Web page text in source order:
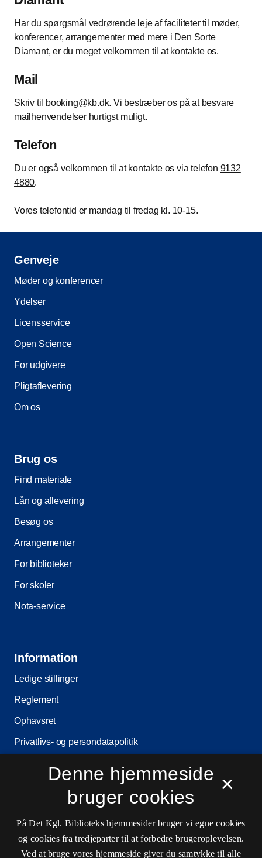
Har du spørgsmål vedrørende leje af faciliteter til møder,
konferencer, arrangementer med mere i Den Sorte
Diamant, er du meget velkommen til at kontakte os.
Mail
Skriv til booking@kb.dk. Vi bestræber os på at besvare
mailhenvendelser hurtigst muligt.
Telefon
Du er også velkommen til at kontakte os via telefon 9132
4880.
Vores telefontid er mandag til fredag kl. 10-15.
Genveje
Møder og konferencer
Ydelser
Licensservice
Open Science
For udgivere
Pligtaflevering
Om os
Brug os
Find materiale
Lån og aflevering
Besøg os
Arrangementer
For biblioteker
For skoler
Nota-service
Information
Ledige stillinger
Reglement
Ophavsret
Privatlivs- og persondatapolitik
Cookieindstillinger
×
Denne hjemmeside
bruger cookies
På Det Kgl. Biblioteks hjemmesider bruger vi egne cookies
og cookies fra tredjeparter til at forbedre brugeroplevelsen.
Ved at bruge vores hjemmeside giver du samtykke til alle